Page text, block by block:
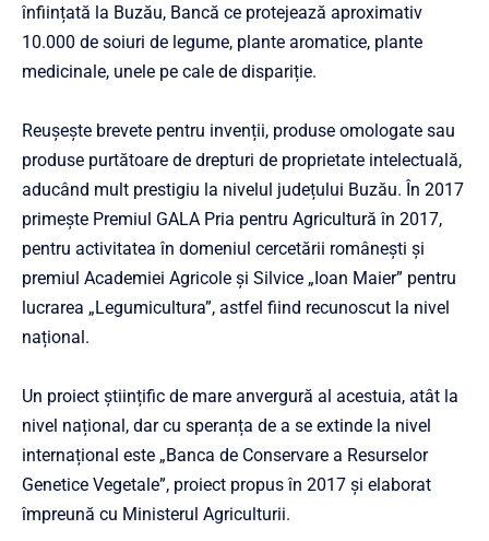
înființată la Buzău, Bancă ce protejează aproximativ
10.000 de soiuri de legume, plante aromatice, plante
medicinale, unele pe cale de dispariție.
Reușește brevete pentru invenții, produse omologate sau
produse purtătoare de drepturi de proprietate intelectuală,
aducând mult prestigiu la nivelul județului Buzău. În 2017
primește Premiul GALA Pria pentru Agricultură în 2017,
pentru activitatea în domeniul cercetării românești și
premiul Academiei Agricole și Silvice „Ioan Maier” pentru
lucrarea „Legumicultura”, astfel fiind recunoscut la nivel
național.
Un proiect științific de mare anvergură al acestuia, atât la
nivel național, dar cu speranța de a se extinde la nivel
internațional este „Banca de Conservare a Resurselor
Genetice Vegetale”, proiect propus în 2017 și elaborat
împreună cu Ministerul Agriculturii.